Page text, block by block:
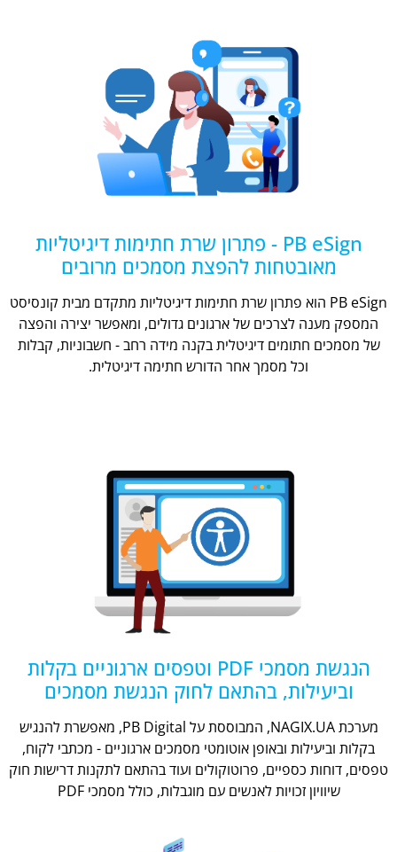
PB eSign - פתרון שרת חתימות דיגיטליות
מאובטחות להפצת מסמכים מרובים
PB eSign הוא פתרון שרת חתימות דיגיטליות מתקדם מבית קונסיסט
המספק מענה לצרכים של ארגונים גדולים, ומאפשר יצירה והפצה
של מסמכים חתומים דיגיטלית בקנה מידה רחב - חשבוניות, קבלות
וכל מסמך אחר הדורש חתימה דיגיטלית.
הנגשת מסמכי PDF וטפסים ארגוניים בקלות
וביעילות, בהתאם לחוק הנגשת מסמכים
מערכת NAGIX.UA, המבוססת על PB Digital, מאפשרת להנגיש
בקלות וביעילות ובאופן אוטומטי מסמכים ארגוניים - מכתבי לקוח,
טפסים, דוחות כספיים, פרוטוקולים ועוד בהתאם לתקנות דרישות חוק
שיוויון זכויות לאנשים עם מוגבלות, כולל מסמכי PDF